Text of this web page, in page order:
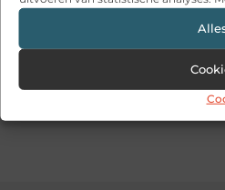
Hoe contentmarketing evolueert in
Dag van de Medewerker: wat is
What a men’s barber sees in the